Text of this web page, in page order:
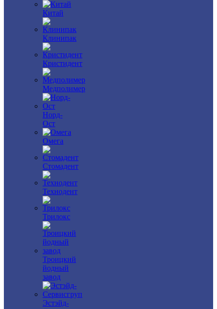
Китай
Клинипак
Кристидент
Медполимер
Норд-
Ост
Омега
Стомадент
Технодент
Трилокс
Троицкий
йодный
завод
Эстэйд-